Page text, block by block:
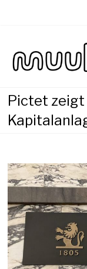
Pictet zeigt